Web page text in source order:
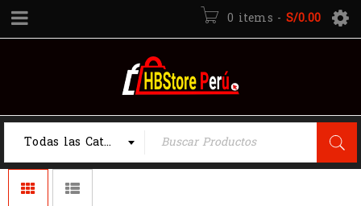
0 items - S/0.00
Todas las Categorias